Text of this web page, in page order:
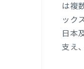
は複
ック
日本
支え